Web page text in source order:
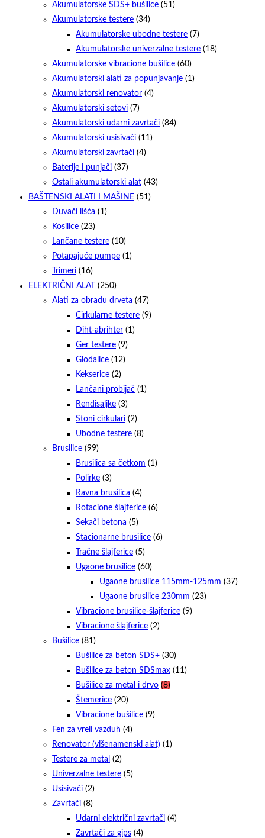
Akumulatorske SDS+ bušilice (51)
Akumulatorske testere (34)
Akumulatorske ubodne testere (7)
Akumulatorske univerzalne testere (18)
Akumulatorske vibracione bušilice (60)
Akumulatorski alati za popunjavanje (1)
Akumulatorski renovator (4)
Akumulatorski setovi (7)
Akumulatorski udarni zavrtači (84)
Akumulatorski usisivači (11)
Akumulatorski zavrtači (4)
Baterije i punjači (37)
Ostali akumulatorski alat (43)
BAŠTENSKI ALATI I MAŠINE (51)
Duvači lišća (1)
Kosilice (23)
Lančane testere (10)
Potapajuće pumpe (1)
Trimeri (16)
ELEKTRIČNI ALAT
(250)
Alati za obradu drveta (47)
Cirkularne testere (9)
Diht-abrihter (1)
Ger testere (9)
Glodalice (12)
Kekserice (2)
Lančani probijač (1)
Rendisaljke (3)
Stoni cirkulari (2)
Ubodne testere (8)
Brusilice (99)
Brusilica sa četkom (1)
Polirke (3)
Ravna brusilica (4)
Rotacione šlajferice (6)
Sekači betona (5)
Stacionarne brusilice (6)
Tračne šlajferice (5)
Ugaone brusilice (60)
Ugaone brusilice 115mm-125mm (37)
Ugaone brusilice 230mm (23)
Vibracione brusilice-šlajferice (9)
Vibracione šlajferice (2)
Bušilice (81)
Bušilice za beton SDS+ (30)
Bušilice za beton SDSmax (11)
Bušilice za metal i drvo (8)
Štemerice (20)
Vibracione bušilice (9)
Fen za vreli vazduh (4)
Renovator (višenamenski alat) (1)
Testere za metal (2)
Univerzalne testere (5)
Usisivači (2)
Zavrtači (8)
Udarni električni zavrtači (4)
Zavrtači za gips (4)